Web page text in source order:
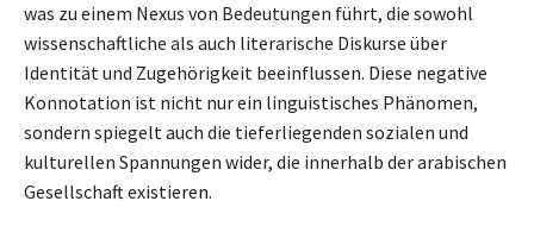
was zu einem Nexus von Bedeutungen führt, die sowohl
wissenschaftliche als auch literarische Diskurse über
Identität und Zugehörigkeit beeinflussen. Diese negative
Konnotation ist nicht nur ein linguistisches Phänomen,
sondern spiegelt auch die tieferliegenden sozialen und
kulturellen Spannungen wider, die innerhalb der arabischen
Gesellschaft existieren.